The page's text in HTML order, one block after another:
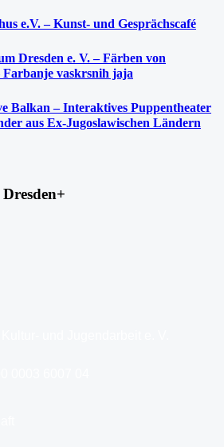
e.V. – Kunst- und Gesprächscafé
Dresden e. V. – Färben von
vaskrsnih jaja
Balkan – Interaktives Puppentheater
aus Ex-Jugoslawischen Ländern